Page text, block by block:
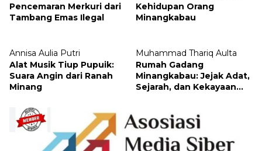
Pencemaran Merkuri dari
Tambang Emas Ilegal
Kehidupan Orang
Minangkabau
Annisa Aulia Putri
Alat Musik Tiup Pupuik:
Suara Angin dari Ranah
Minang
Muhammad Thariq Aulta
Rumah Gadang
Minangkabau: Jejak Adat,
Sejarah, dan Kekayaan